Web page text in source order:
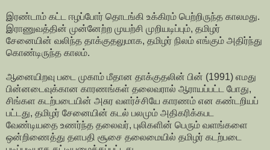
இரண்டாம் கட்ட ஈழப்போர் தொடங்கி உக்கிரம் பெற்றிருந்த காலமது.
இராணுவத்தின் முன்னேற்ற முயற்சி முறியடிப்பும், தமிழர்
சேனையின் வலிந்த தாக்குதலுமாக, தமிழர் நிலம் எங்கும் அதிர்ந்து
கொண்டிருந்த காலம்.
ஆனையிறவு படை முகாம் மீதான தாக்குதலின் பின் (1991) எமது
பின்னடைவுக்கான காரணங்கள் தலைவரால் ஆராயப்பட்ட போது,
சிங்கள கடற்படையின் அசுர வளர்ச்சியே காரணம் என கண்டறியப்
பட்டது, தமிழர் சேனையின் கடல் பலமும் அதிகரிக்கபட
வேண்டியதை உணர்ந்த தலைவர், புலிகளின் பெரும் வளங்களை
ஒன்றிணைத்து தளபதி சூசை தலைமையில் தமிழர் கடற்படை